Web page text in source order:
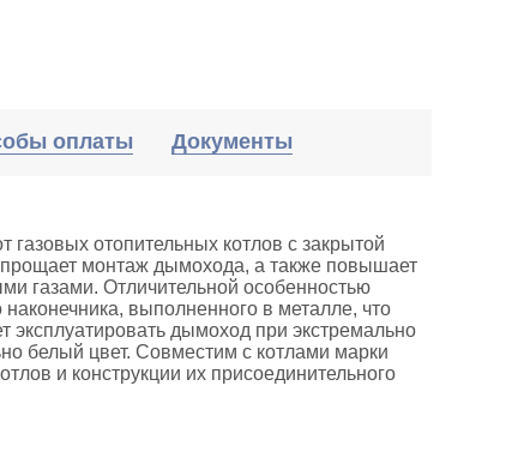
оплаты Документы
газовых отопительных котлов с закрытой
монтаж дымохода, а также повышает
газами. Отличительной особенностью
выполненного в металле, что
эксплуатировать дымоход при экстремально
белый цвет. Совместим с котлами марки
и конструкции их присоединительного